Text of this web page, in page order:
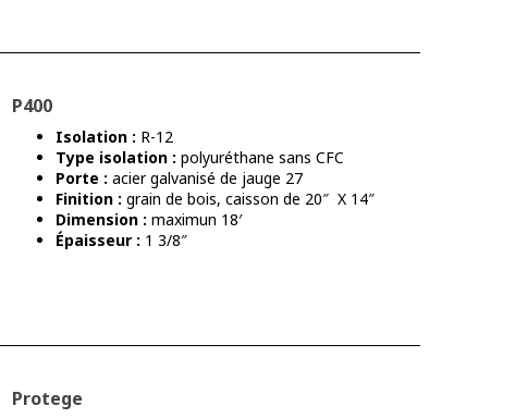
P400
Isolation : R-12
Type isolation : polyuréthane sans CFC
Porte : acier galvanisé de jauge 27
Finition : grain de bois, caisson de 20″ X 14″
Dimension : maximun 18′
Épaisseur : 1 3/8″
Protege